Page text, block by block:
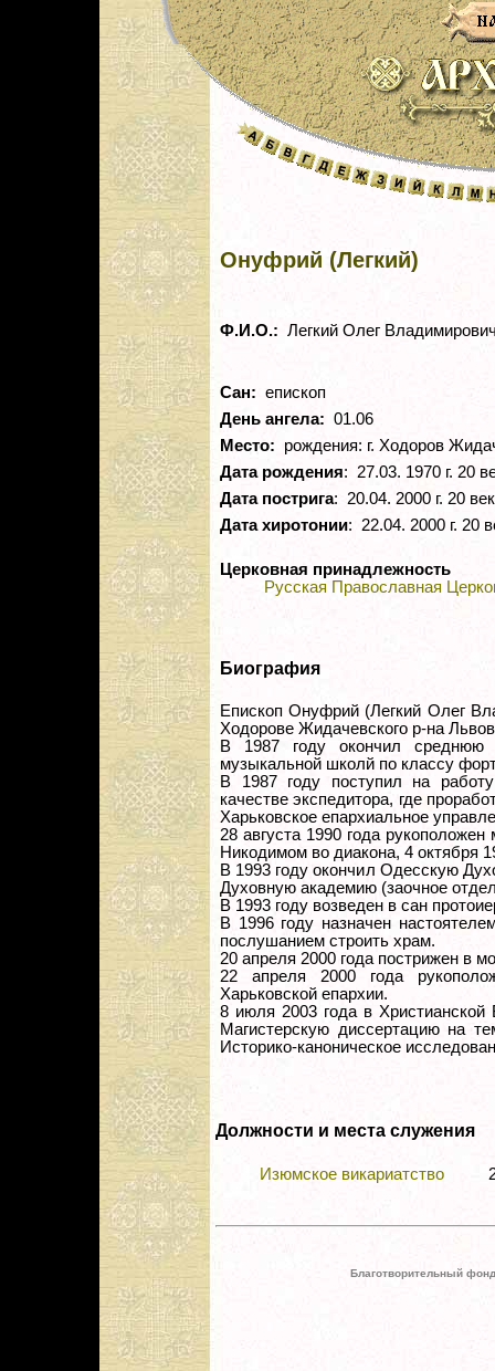
Онуфрий (Легкий)
Ф.И.О.: Легкий Олег
Сан: епископ
День ангела: 01.06
Место: рождения: г. Ходоров
Дата рождения: 27.03. 1970 г. 20
Дата пострига: 20.04. 2000 г. 20 век
Дата хиротонии: 22.04. 2000 г. 20
Церковная принадлежность
Русская Православная
Биография
Епископ Онуфрий (Легкий Олег
Ходорове Жидачевского р-на
В 1987 году окончил
музыкальной школй по классу
В 1987 году поступил на
качестве экспедитора, где
Харьковское епархиальное
28 августа 1990 года
Никодимом во диакона, 4 октября
В 1993 году окончил Одесскую
Духовную академию (заочное
В 1993 году возведен в сан
В 1996 году назначен
послушанием строить храм.
20 апреля 2000 года пострижен в
22 апреля 2000 года
Харьковской епархии.
8 июля 2003 года в
Магистерскую диссертацию на
Историко-каноническое
Должности и места служения
Изюмское викариатство
Благотворительный